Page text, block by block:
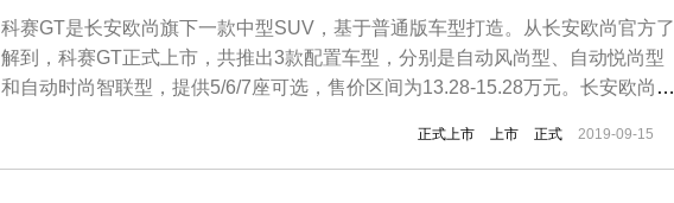
科赛GT是长安欧尚旗下一款中型SUV，基于普通版车型打造。从长安欧尚官方了
解到，科赛GT正式上市，共推出3款配置车型，分别是自动风尚型、自动悦尚型
和自动时尚智联型，提供5/6/7座可选，售价区间为13.28-15.28万元。长安欧尚科
整车以星舰为设计语言，外观方面，与普通版的科赛相比，欧尚科赛GT的进气格
栅尺寸更大，并且点阵...
正式上市 上市 正式 2019-09-15